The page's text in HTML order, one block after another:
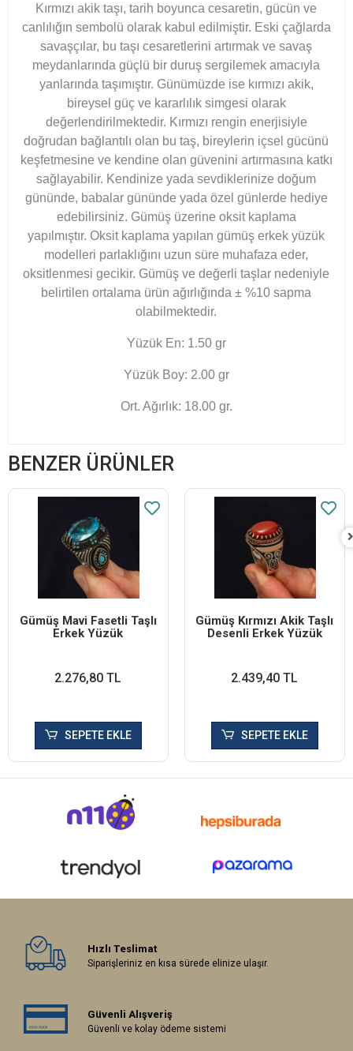
Kırmızı akik taşı, tarih boyunca cesaretin, gücün ve
canlılığın sembolü olarak kabul edilmiştir. Eski çağlarda
savaşçılar, bu taşı cesaretlerini artırmak ve savaş
meydanlarında güçlü bir duruş sergilemek amacıyla
yanlarında taşımıştır. Günümüzde ise kırmızı akik,
bireysel güç ve kararlılık simgesi olarak
değerlendirilmektedir. Kırmızı rengin enerjisiyle
doğrudan bağlantılı olan bu taş, bireylerin içsel gücünü
keşfetmesine ve kendine olan güvenini artırmasına katkı
sağlayabilir. Kendinize yada sevdiklerinize doğum
gününde, babalar gününde yada özel günlerde hediye
edebilirsiniz. Gümüş üzerine oksit kaplama
yapılmıştır.Oksit kaplama yapılan gümüş erkek yüzük
modelleri parlaklığını uzun süre muhafaza eder,
oksitlenmesi gecikir. Gümüş ve değerli taşlar nedeniyle
belirtilen ortalama ürün ağırlığında ± %10 sapma
olabilmektedir.
Yüzük En: 1.50 gr
Yüzük Boy: 2.00 gr
Ort. Ağırlık: 18.00 gr.
BENZER ÜRÜNLER
Gümüş Mavi Fasetli Taşlı
Erkek Yüzük
2.276,80 TL
SEPETE EKLE
Gümüş Kırmızı Akik Taşlı
Desenli Erkek Yüzük
2.439,40 TL
SEPETE EKLE
Hızlı Teslimat
Siparişleriniz en kısa sürede elinize ulaşır.
Güvenli Alışveriş
Güvenli ve kolay ödeme sistemi